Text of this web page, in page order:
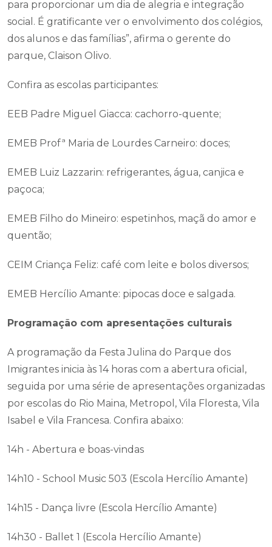
para proporcionar um dia de alegria e integração
social. É gratificante ver o envolvimento dos colégios,
dos alunos e das famílias”, afirma o gerente do
parque, Claison Olivo.
Confira as escolas participantes:
EEB Padre Miguel Giacca: cachorro-quente;
EMEB Profª Maria de Lourdes Carneiro: doces;
EMEB Luiz Lazzarin: refrigerantes, água, canjica e
paçoca;
EMEB Filho do Mineiro: espetinhos, maçã do amor e
quentão;
CEIM Criança Feliz: café com leite e bolos diversos;
EMEB Hercílio Amante: pipocas doce e salgada.
Programação com apresentações culturais
A programação da Festa Julina do Parque dos
Imigrantes inicia às 14 horas com a abertura oficial,
seguida por uma série de apresentações organizadas
por escolas do Rio Maina, Metropol, Vila Floresta, Vila
Isabel e Vila Francesa. Confira abaixo:
14h - Abertura e boas-vindas
14h10 - School Music 503 (Escola Hercílio Amante)
14h15 - Dança livre (Escola Hercílio Amante)
14h30 - Ballet 1 (Escola Hercílio Amante)